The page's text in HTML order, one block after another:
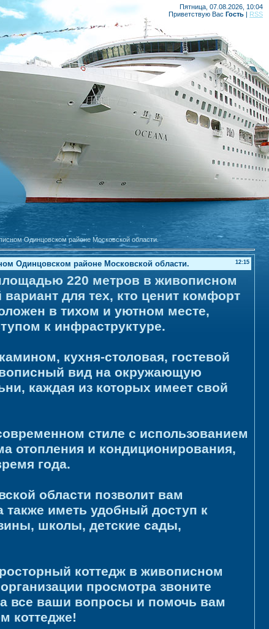
Пятница, 07.08.2026, 10:04
Приветствую Вас Гость | RSS
Одинцовском районе Московской области.
12:15
Одинцовском районе Московской области.
220 метров в живописном
для тех, кто ценит комфорт
в тихом и уютном месте,
к инфраструктуре.
кухня-столовая, гостевой
вид на окружающую
каждая из которых имеет свой
стиле с использованием
отопления и кондиционирования,
года.
области позволит вам
иметь удобный доступ к
школы, детские сады,
коттедж в живописном
просмотра звоните
все ваши вопросы и помочь вам
коттедже!